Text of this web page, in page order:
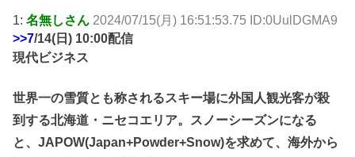
1:名無しさん 2024/07/15(月) 16:51:53.75 ID:0UulDGMA9
>>7/14(日) 10:00配信
現代ビジネス
世界一の雪質とも称されるスキー場に外国人観光客が殺
到する北海道・ニセコエリア。スノーシーズンになる
と、JAPOW(Japan+Powder+Snow)を求めて、海外から